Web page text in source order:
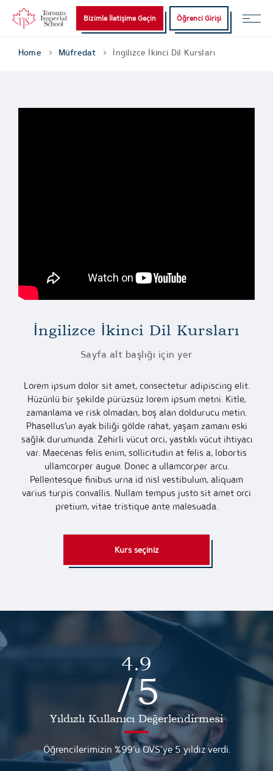
Bizimle İletişime Geçin Öğrenci Girişi
Home Müfredat İngilizce İkinci Dil Kursları
İngilizce İkinci Dil Kursları
Sayfa alt başlığı için yer
Lorem ipsum dolor sit amet, consectetur adipiscing elit.
Hüzünlü bir şekilde pürüzsüz lorem ipsum metni. Kitle,
zamanlama ve risk olmadan, boş alan doldurucu metin.
Phasellus’un ayak biliği gölde rahat, yaşam zamanı eski
sağlık durumunda. Zehirli vücut orci, yastıklı vücut ihtiyacı
var. Maecenas felis enim, sollicitudin at felis a, lobortis
ullamcorper augue. Donec a ullamcorper arcu.
Pellentesque finibus urna id nisl vestibulum, aliquam
varius turpis convallis. Nullam tempus justo sit amet orci
pretium, vitae tristique ante malesuada.
Kurs seçiniz
4.9
/5
Yıldızlı Kullanıcı Değerlendirmesi
Öğrencilerimizin %99’u OVS’ye 5 yıldız verdi.